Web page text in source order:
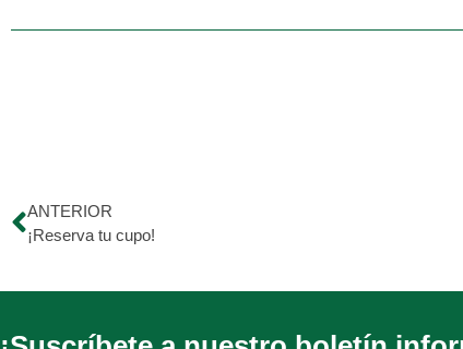
ANTERIOR
¡Reserva tu cupo!